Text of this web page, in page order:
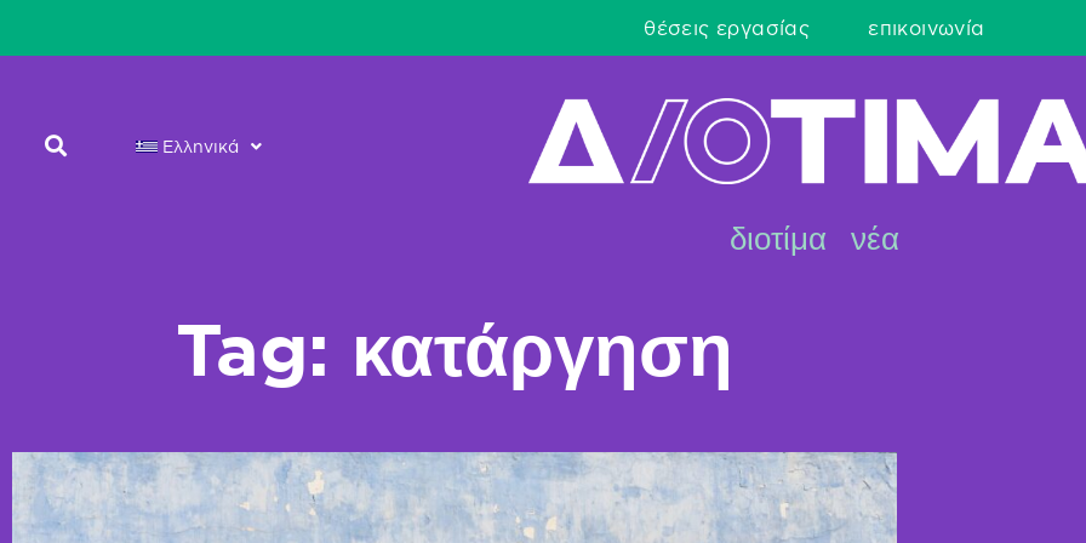
θέσεις εργασίας επικοινωνία
Ελληνικά
διοτίμα νέα
Tag: κατάργηση